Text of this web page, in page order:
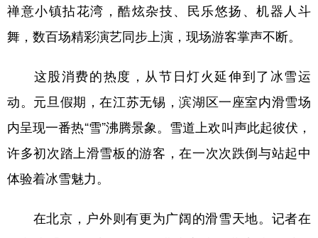
多语种频道
English Español Français عربى
禅意小镇拈花湾，酷炫杂技、民乐悠扬、机器人斗
舞，数百场精彩演艺同步上演，现场游客掌声不断。
这股消费的热度，从节日灯火延伸到了冰雪运
动。元旦假期，在江苏无锡，滨湖区一座室内滑雪场
内呈现一番热“雪”沸腾景象。雪道上欢叫声此起彼伏，
许多初次踏上滑雪板的游客，在一次次跌倒与站起中
体验着冰雪魅力。
在北京，户外则有更为广阔的滑雪天地。记者在